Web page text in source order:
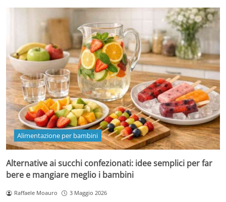
Alimentazione per bambini
Alternative ai succhi confezionati: idee semplici per far
bere e mangiare meglio i bambini
Raffaele Moauro 3 Maggio 2026